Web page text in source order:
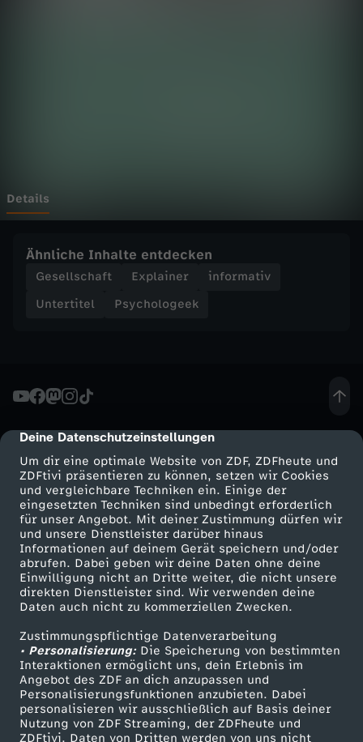
cmp-dialog-description
Deine Datenschutzeinstellungen
Um dir eine optimale Website von ZDF, ZDFheute und
ZDFtivi präsentieren zu können, setzen wir Cookies
und vergleichbare Techniken ein. Einige der
eingesetzten Techniken sind unbedingt erforderlich
für unser Angebot. Mit deiner Zustimmung dürfen wir
und unsere Dienstleister darüber hinaus
Informationen auf deinem Gerät speichern und/oder
abrufen. Dabei geben wir deine Daten ohne deine
Einwilligung nicht an Dritte weiter, die nicht unsere
direkten Dienstleister sind. Wir verwenden deine
Daten auch nicht zu kommerziellen Zwecken.
Zustimmungspflichtige Datenverarbeitung
• Personalisierung:Die Speicherung von bestimmten
Interaktionen ermöglicht uns, dein Erlebnis im
Angebot des ZDF an dich anzupassen und
Personalisierungsfunktionen anzubieten. Dabei
personalisieren wir ausschließlich auf Basis deiner
Nutzung von ZDF Streaming, der ZDFheute und
ZDFtivi. Daten von Dritten werden von uns nicht
-
P
s
h
e
i
m
A
l
l
-
I
Details
Ähnliche Inhalte entdecken
Gesellschaft Explainer
informativ
Untertitel
Psychologeek
Mehr ZDF
ZDF-Apps
Smart TV
ZDFtext
Livestreams
Sendungen A-Z
TV-Programm
Service
ZDFmitreden
Kontakt zum ZDF
Tickets
Zuschauerservice
Hilfe